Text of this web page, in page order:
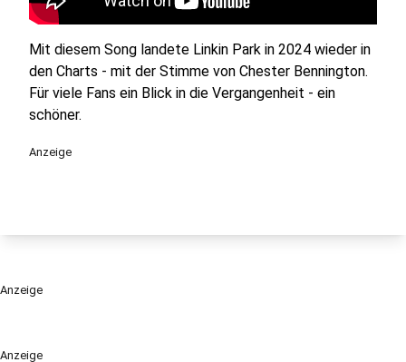
Anzeige
Mit diesem Song landete Linkin Park in 2024 wieder in
den Charts - mit der Stimme von Chester Bennington.
Für viele Fans ein Blick in die Vergangenheit - ein
schöner.
Anzeige
Anzeige